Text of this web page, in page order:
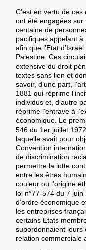
C’est en vertu de
ont été engagées sur
centaine de
pacifiques appelant
afin que l’Etat
Palestine. Ces
extensive du droit
textes sans lien et
savoir, d’une part,
1881 qui réprime
individus et, d’autre
réprime l’entrave à
économique. Le
546 du 1er juillet
laquelle avait pour
Convention
de discrimination
permettre la lutte
entre les êtres
couleur ou l’origine
loi n°77-574 du 7
d’ordre économique
les entreprises
certains Etats
subordonnaient leurs
relation commerciale